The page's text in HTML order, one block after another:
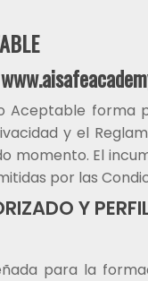
Aceptable
y el
momento. El
por las
Y
para la